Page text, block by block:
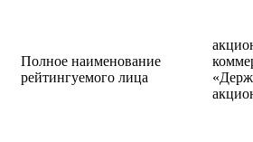
Полное наименование
рейтингуемого лица